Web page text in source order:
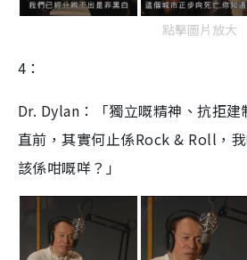
點擊圖片放大
4：
Dr. Dylan：「獨立嘅精神、抗拒
直前，其實何止係Rock & Roll，
該係咁嘅咩？」